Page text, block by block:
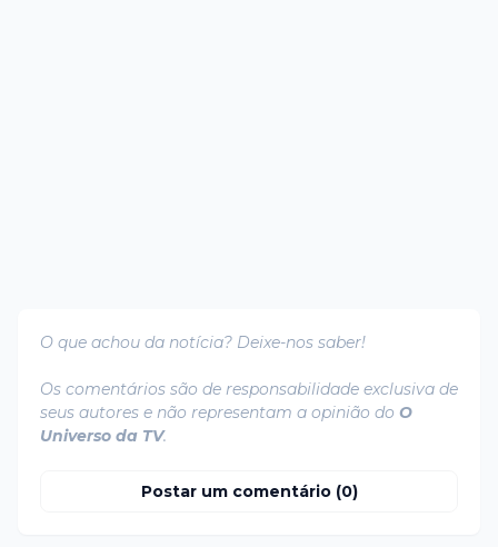
O que achou da notícia? Deixe-nos saber!
Os comentários são de responsabilidade exclusiva de
seus autores e não representam a opinião do O
Universo da TV.
Postar um comentário (0)